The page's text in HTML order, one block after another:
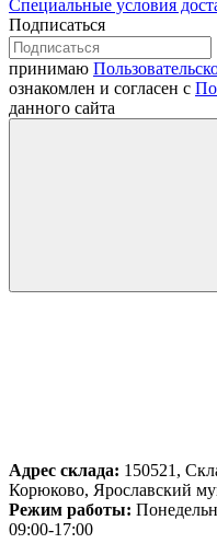
Специальные условия
Подписаться
принимаю
ознакомлен и согласен с
данного сайта
Адрес склада: 150521,
Корюково, Ярославский
Режим работы:
09:00-17:00